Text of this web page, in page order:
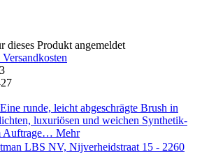
dieses Produkt angemeldet
Eine runde, leicht abgeschrägte Brush in
luxuriösen und weichen Synthetik-
Auftrage… Mehr
LBS NV, Nijverheidstraat 15 - 2260